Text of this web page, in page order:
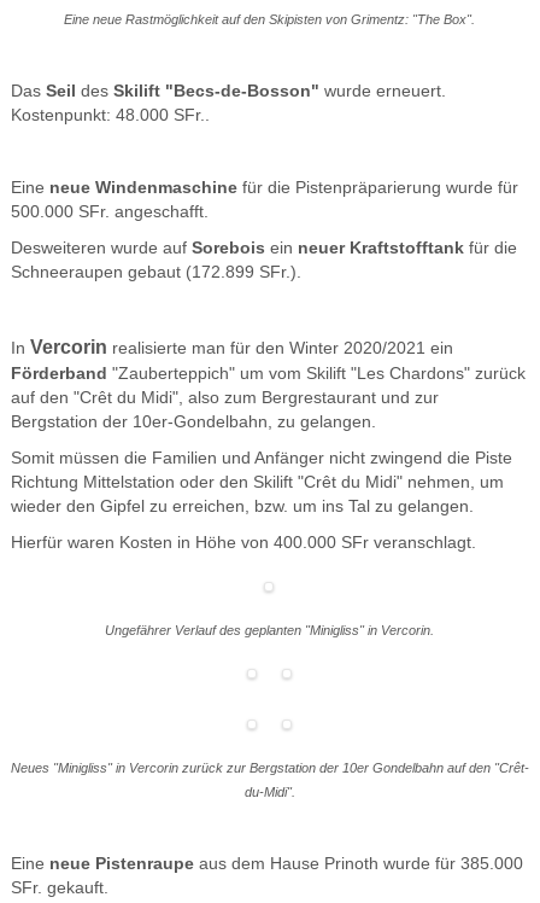
Eine neue Rastmöglichkeit auf den Skipisten von Grimentz: "The Box".
Das Seil des Skilift "Becs-de-Bosson" wurde erneuert.
Kostenpunkt: 48.000 SFr..
Eine neue Windenmaschinefür die Pistenpräparierung wurde für
500.000 SFr. angeschafft.
Desweiteren wurde auf Sorebois ein neuer Kraftstofftankfür die
Schneeraupen gebaut (172.899 SFr.).
In Vercorin realisierte man für den Winter 2020/2021 ein
Förderband "Zauberteppich" um vom Skilift "Les Chardons" zurück
auf den "Crêt du Midi", also zum Bergrestaurant und zur
Bergstation der 10er-Gondelbahn, zu gelangen.
Somit müssen die Familien und Anfänger nicht zwingend die Piste
Richtung Mittelstation oder den Skilift "Crêt du Midi" nehmen, um
wieder den Gipfel zu erreichen, bzw. um ins Tal zu gelangen.
Hierfür waren Kosten in Höhe von 400.000 SFr veranschlagt.
Ungefährer Verlauf des geplanten "Minigliss" in Vercorin.
Neues "Minigliss" in Vercorin zurück zur Bergstation der 10er Gondelbahn auf den "Crêt-
du-Midi".
Eine neue Pistenraupeaus dem Hause Prinoth wurde für 385.000
SFr. gekauft.